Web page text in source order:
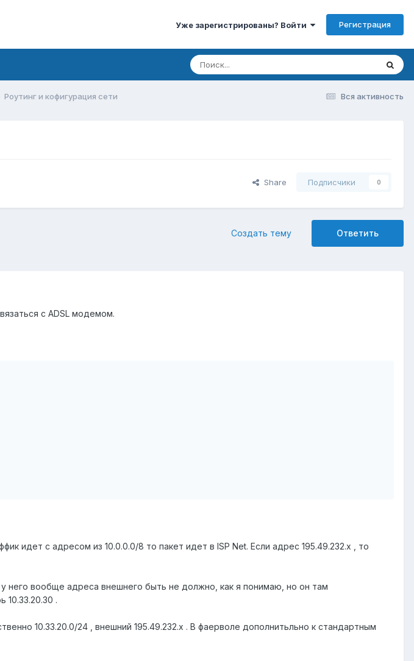
Уже зарегистрированы? Войти Регистрация
Вся активность
Роутинг и кофигурация сети
Share Подписчики 0
Ответить
Создать тему
с ADSL модемом.
идет с адресом из 10.0.0.0/8 то пакет идет в ISP Net. Если адрес 195.49.232.х , то
него вообще адреса внешнего быть не должно, как я понимаю, но он там
10.33.20.30 .
10.33.20.0/24 , внешний 195.49.232.x . В фаерволе дополнитьльно к стандартным